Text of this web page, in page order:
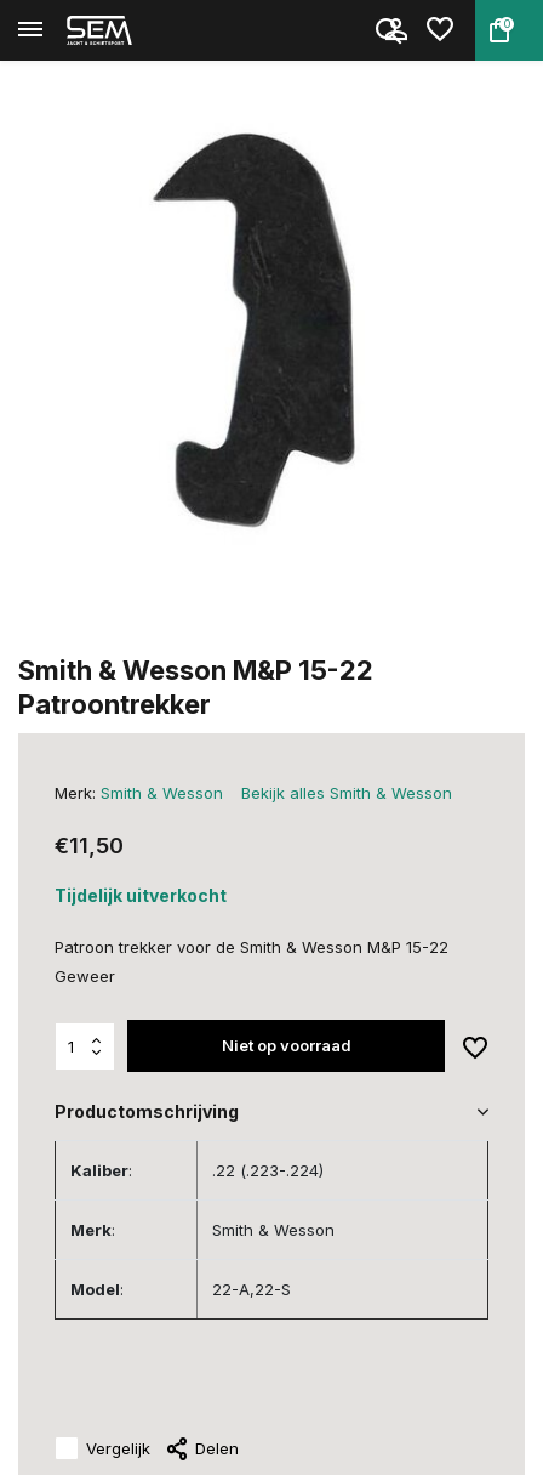
0
Terug Home Smith & Wesson M&P 15-22 Patro...
Smith & Wesson M&P 15-22
Patroontrekker
Merk: Smith & Wesson Bekijk alles Smith & Wesson
€11,50
Tijdelijk uitverkocht
Patroon trekker voor de Smith & Wesson M&P 15-22
Geweer
Niet op voorraad
Productomschrijving
Kaliber: .22 (.223-.224)
Merk: Smith & Wesson
Model: 22-A,22-S
Vergelijk Delen